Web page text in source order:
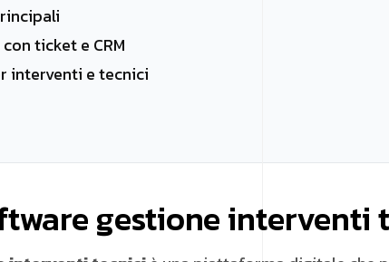
ticket e CRM
interventi e tecnici
gestione interventi